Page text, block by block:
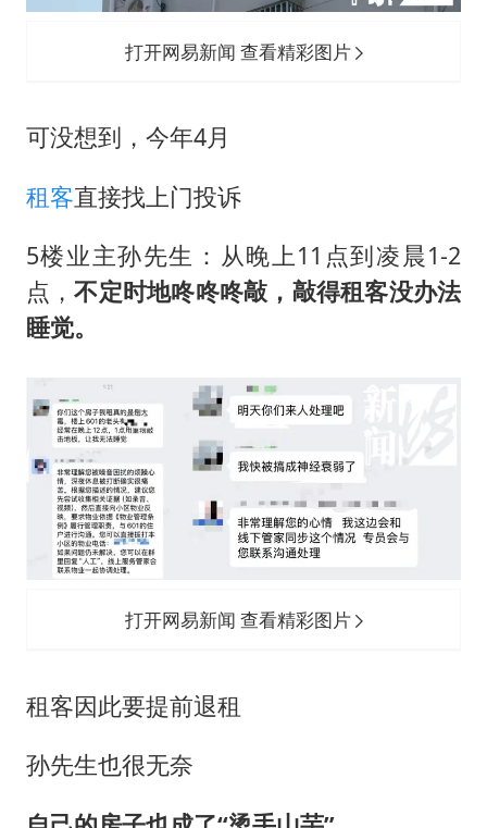
打开网易新闻 查看精彩图片
可没想到，今年4月
租客直接找上门投诉
5楼业主孙先生：从晚上11点到凌晨1-2
点，不定时地咚咚咚敲，敲得租客没办法
睡觉。
打开网易新闻 查看精彩图片
租客因此要提前退租
孙先生也很无奈